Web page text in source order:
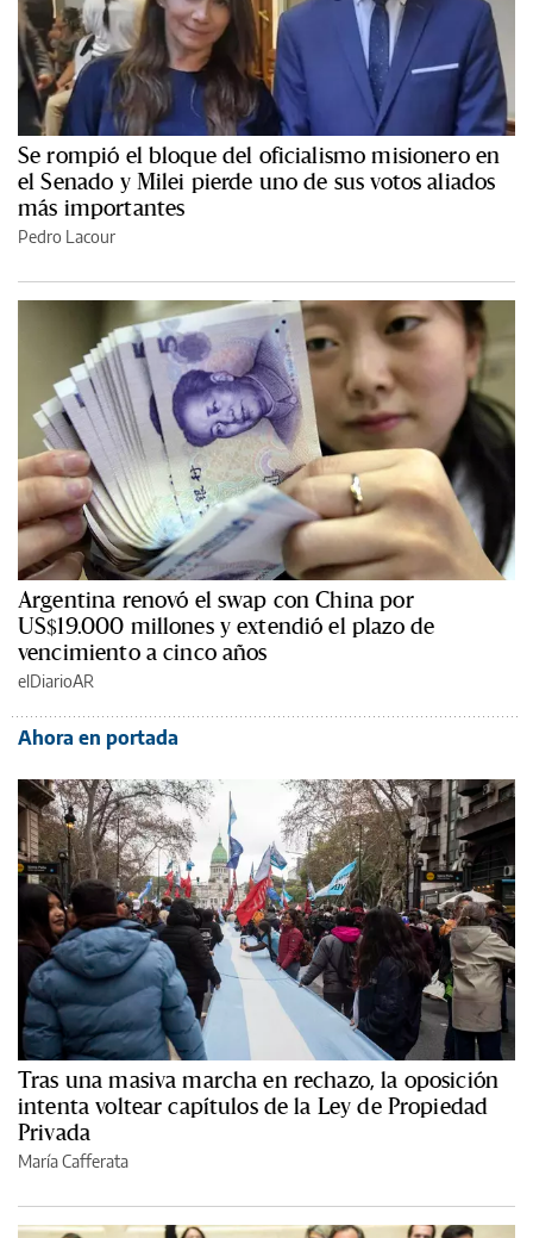
Se rompió el bloque del oficialismo misionero en
el Senado y Milei pierde uno de sus votos aliados
más importantes
Pedro Lacour
Argentina renovó el swap con China por
US$19.000 millones y extendió el plazo de
vencimiento a cinco años
elDiarioAR
Ahora en portada
Tras una masiva marcha en rechazo, la oposición
intenta voltear capítulos de la Ley de Propiedad
Privada
María Cafferata